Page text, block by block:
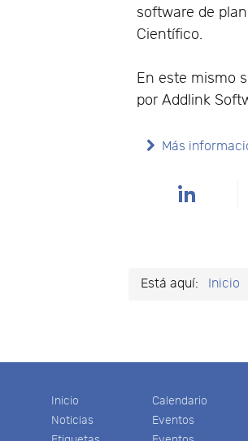
software de
Científico.
En este mismo
por Addlink
Más
Está aquí: Inicio
Inicio
Noticias
Calendario
Eventos